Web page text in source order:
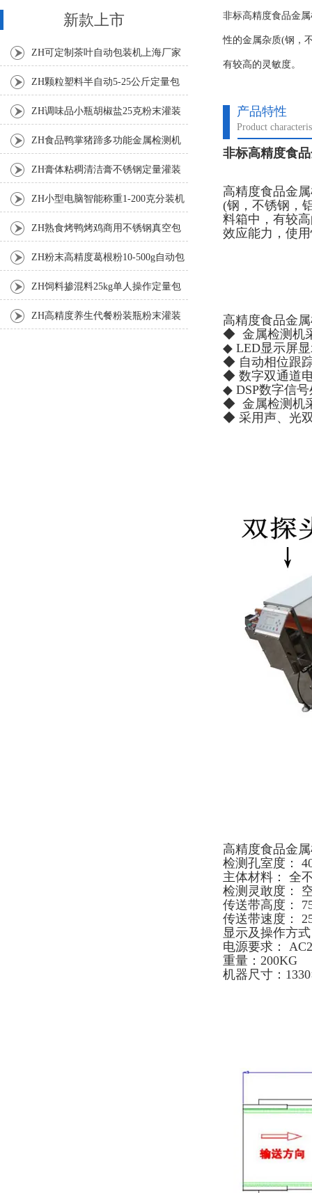
非标高精度食品金
性的金属杂质(钢，
有较高的灵敏度。
产品特性
Product
非标高精度食
高精度食品金
(钢，不锈钢，
料箱中，有较
效应能力，使
高精度食品金
◆ 金属检测机
◆ LED显示屏
◆ 自动相位跟
◆ 数字双通道
◆ DSP数字信
◆ 金属检测机
◆ 采用声、光
高精度食品金
检测孔室度：
主体材料： 全
检测灵敢度：
传送带高度：
传送带速度：
显示及操作方
电源要求：
重量：200KG
机器尺寸：
新款上市
ZH可定制茶叶自动包装机上海厂家
ZH颗粒塑料半自动5-25公斤定量包
装机 ZH调味品小瓶胡椒盐25克粉末灌装
ZH食品鸭掌猪蹄多功能金属检测机
ZH膏体粘稠清洁膏不锈钢定量灌装
机厂家 ZH小型电脑智能称重1-200克分装机
ZH熟食烤鸭烤鸡商用不锈钢真空包
装机 ZH粉末高精度葛根粉10-500g自动包
装机 ZH饲料掺混料25kg单人操作定量包
装机 ZH高精度养生代餐粉装瓶粉末灌装